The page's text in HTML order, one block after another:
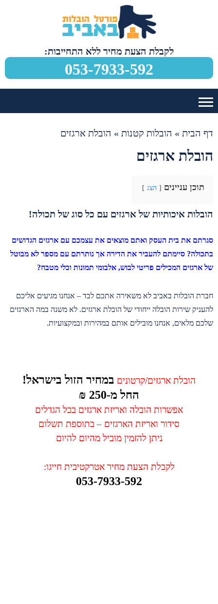
לקבלת הצעת מחיר ללא התחייבות:
053-7933-592
דף הבית » הובלות קטנות » הובלת ארגזים
הובלת ארגזים
תוכן עניינים הצג
הובלות איכותיות של ארגזים עם כל סוג של תכולה!
סגרתם את בית העסק ואתם מוצאים את עצמכם עם ארגזים הגדושים
בתכולה? סיימתם להעביר את הדירה אך נותרתם עם מספר לא מבוטל
של ארגזים המכילים פריטי לבוש, אלבומי תמונות וכלי מטבח?
חברת הובלות באביב לא משאירה אתכם לבד – אנחנו מגיעים אליכם
להעניק שירות הובלה ייחודי של הובלת ארגזים. לא משנה במה הארגזים
שלכם מלאים, אנחנו מובילים אותם במהירות ובמקצועיות.
הובלת ארגזים/קרטונים במחיר הזול בישראל!
החל מ-250 ₪
אפשרות הובלה ואריזת ארגזים בכל הגדלים
סידור ואריזת הארגזים – בתוספת תשלום
ניתן להזמין מוביל מהיום להיום
לקבלת הצעת מחיר אטרקטיבית חייגו:
053-7933-592